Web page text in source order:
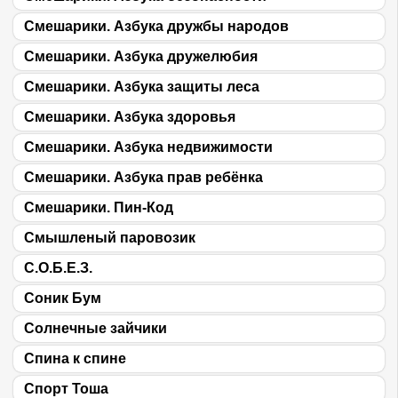
Смешарики. Азбука дружбы народов
Смешарики. Азбука дружелюбия
Смешарики. Азбука защиты леса
Смешарики. Азбука здоровья
Смешарики. Азбука недвижимости
Смешарики. Азбука прав ребёнка
Смешарики. Пин-Код
Смышленый паровозик
С.О.Б.Е.З.
Соник Бум
Солнечные зайчики
Спина к спине
Спорт Тоша